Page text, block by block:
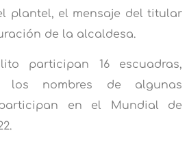
plantel, el mensaje del titular
de la alcaldesa.
participan 16 escuadras,
los nombres de algunas
en el Mundial de